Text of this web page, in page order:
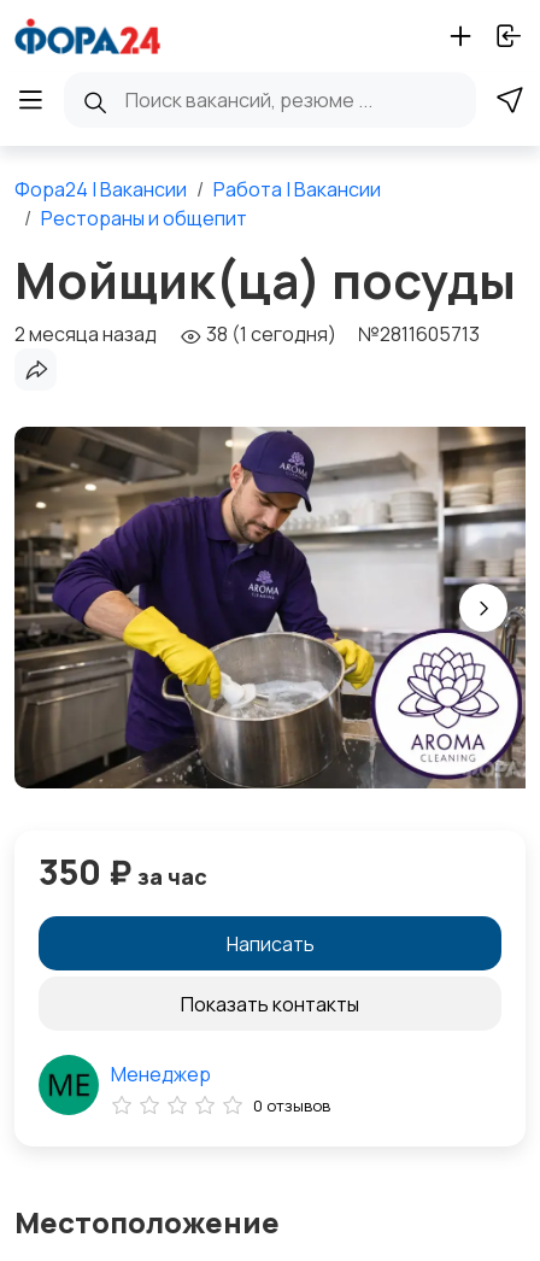
Фора24 | Вакансии
Работа | Вакансии
Рестораны и общепит
Мойщик(ца) посуды
2 месяца назад 38 (1 сегодня) №2811605713
Местоположение
350 ₽ за час
Написать
Показать контакты
Менеджер
0 отзывов